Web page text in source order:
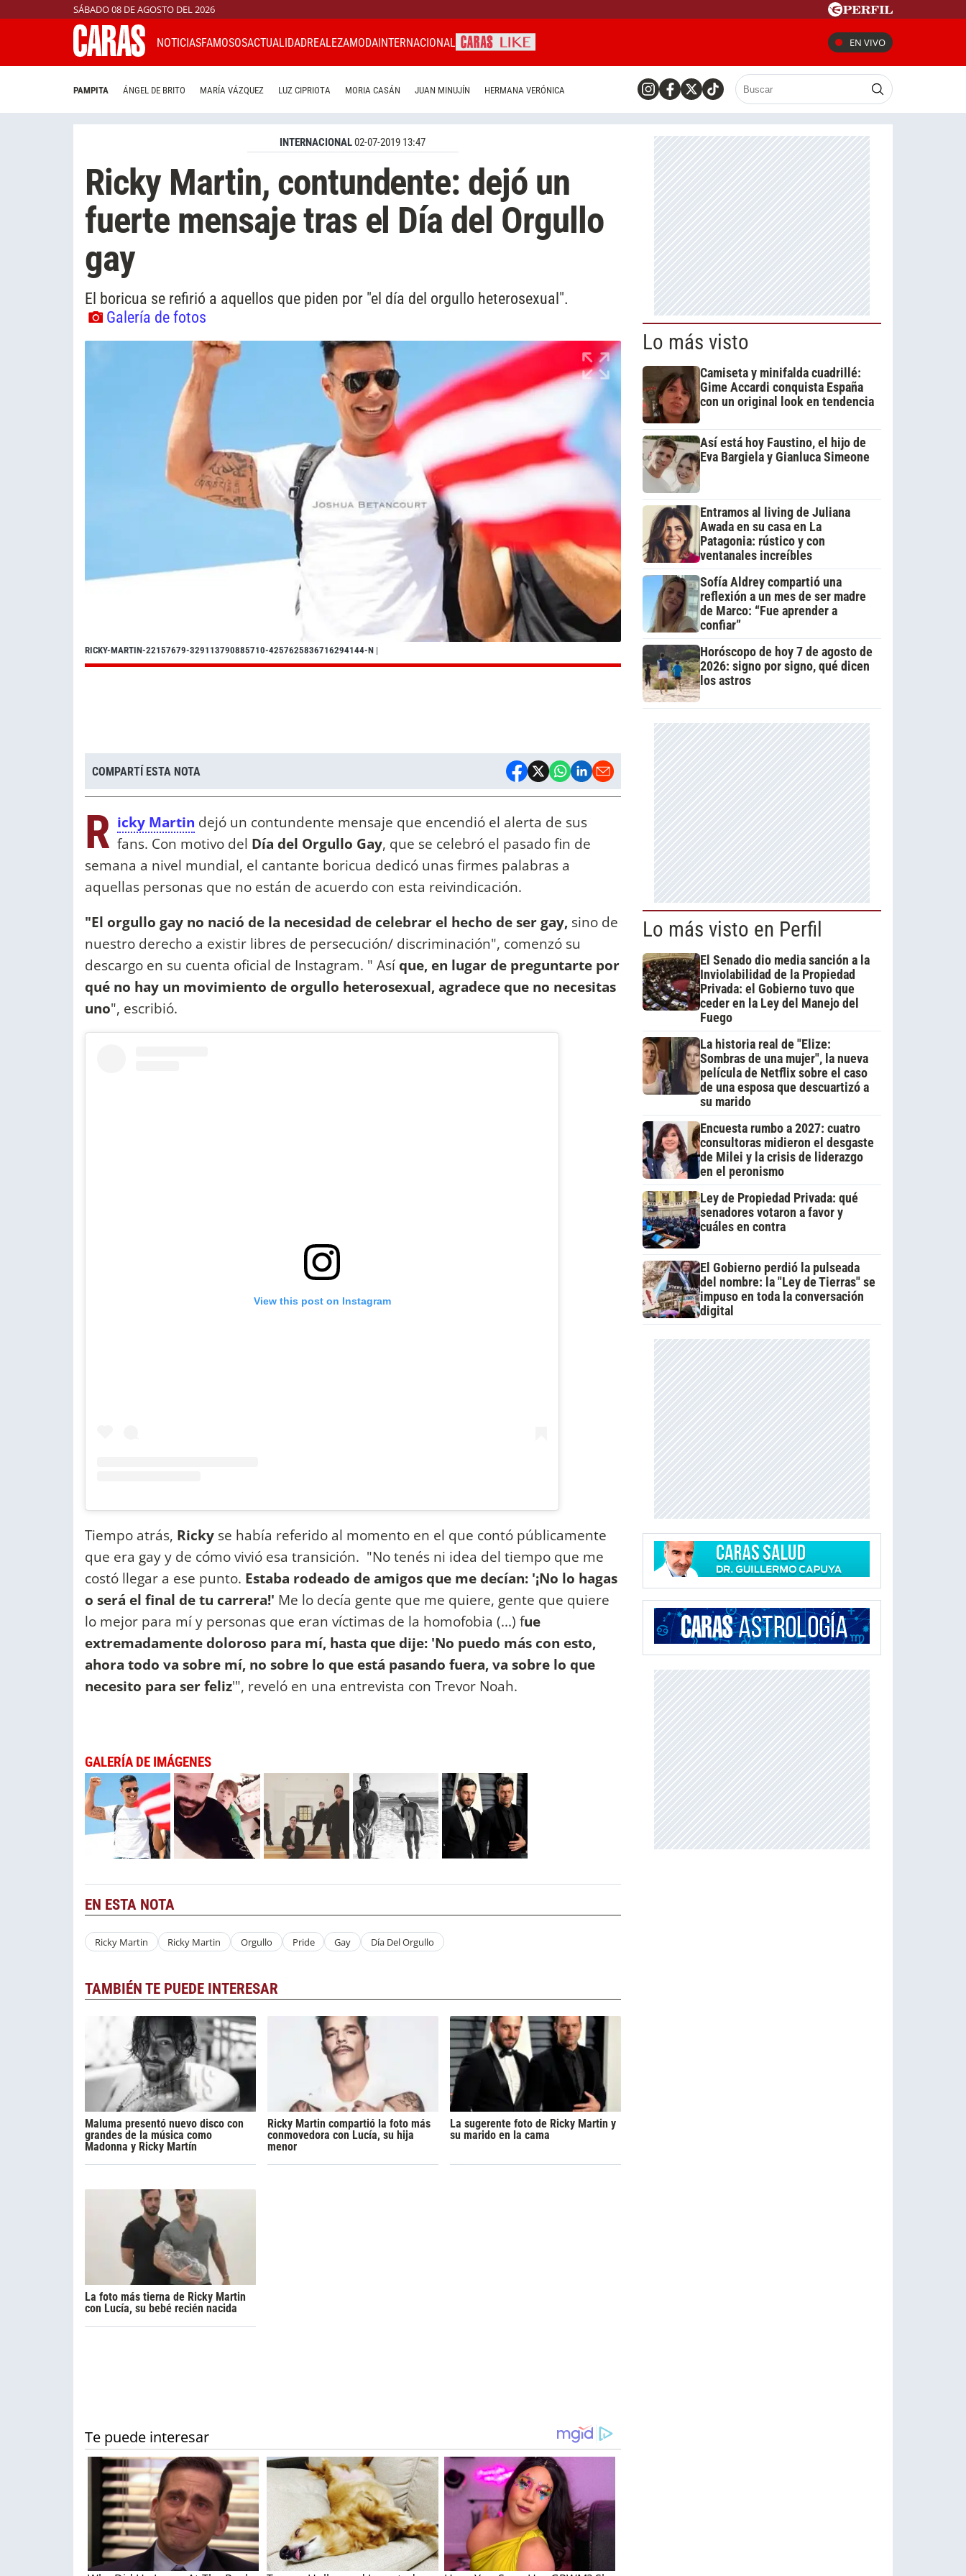
SÁBADO 08 DE AGOSTO DEL 2026
NOTICIASFAMOSOSACTUALIDADREALEZAMODAINTERNACIONAL EN VIVO
PAMPITA ÁNGEL DE BRITO MARÍA VÁZQUEZ LUZ CIPRIOTA MORIA CASÁN JUAN MINUJÍN HERMANA VERÓNICA
INTERNACIONAL02-07-2019 13:47
Ricky Martin, contundente: dejó un
fuerte mensaje tras el Día del Orgullo
gay
El boricua se refirió a aquellos que piden por "el día del orgullo heterosexual".
Galería de fotos
RICKY-MARTIN-22157679-329113790885710-4257625836716294144-N |
COMPARTÍ ESTA NOTA
R icky Martin dejó un contundente mensaje que encendió el alerta de sus
fans. Con motivo del Día del Orgullo Gay, que se celebró el pasado fin de
semana a nivel mundial, el cantante boricua dedicó unas firmes palabras a
aquellas personas que no están de acuerdo con esta reivindicación.
"El orgullo gay no nació de la necesidad de celebrar el hecho de ser gay, sino de
nuestro derecho a existir libres de persecución/ discriminación", comenzó su
descargo en su cuenta oficial de Instagram. " Asíque, en lugar de preguntarte por
qué no hay un movimiento de orgullo heterosexual, agradece que no necesitas
uno", escribió.
View this post on Instagram
Tiempo atrás, Ricky se había referido al momento en el que contó públicamente
que era gay y de cómo vivió esa transición. "No tenés ni idea del tiempo que me
costó llegar a ese punto. Estaba rodeado de amigos que me decían: '¡No lo hagas
o será el final de tu carrera!' Me lo decía gente que me quiere, gente que quiere
lo mejor para mí y personas que eran víctimas de la homofobia (...) fue
extremadamente doloroso para mí, hasta que dije: 'No puedo más con esto,
ahora todo va sobre mí, no sobre lo que está pasando fuera, va sobre lo que
necesito para ser feliz'", reveló en una entrevista con Trevor Noah.
GALERÍA DE IMÁGENES
EN ESTA NOTA
Ricky Martin Ricky Martin Orgullo Pride Gay Día Del Orgullo
TAMBIÉN TE PUEDE INTERESAR
Maluma presentó nuevo disco con
grandes de la música como
Madonna y Ricky Martín
Ricky Martin compartió la foto más
conmovedora con Lucía, su hija
menor
La sugerente foto de Ricky Martin y
su marido en la cama
La foto más tierna de Ricky Martin
con Lucía, su bebé recién nacida
Lo más visto
Camiseta y minifalda cuadrillé:
Gime Accardi conquista España
con un original look en tendencia
Así está hoy Faustino, el hijo de
Eva Bargiela y Gianluca Simeone
Entramos al living de Juliana
Awada en su casa en La
Patagonia: rústico y con
ventanales increíbles
Sofía Aldrey compartió una
reflexión a un mes de ser madre
de Marco: “Fue aprender a
confiar”
Horóscopo de hoy 7 de agosto de
2026: signo por signo, qué dicen
los astros
Lo más visto en Perfil
El Senado dio media sanción a la
Inviolabilidad de la Propiedad
Privada: el Gobierno tuvo que
ceder en la Ley del Manejo del
Fuego
La historia real de "Elize:
Sombras de una mujer", la nueva
película de Netflix sobre el caso
de una esposa que descuartizó a
su marido
Encuesta rumbo a 2027: cuatro
consultoras midieron el desgaste
de Milei y la crisis de liderazgo
en el peronismo
Ley de Propiedad Privada: qué
senadores votaron a favor y
cuáles en contra
El Gobierno perdió la pulseada
del nombre: la "Ley de Tierras" se
impuso en toda la conversación
digital